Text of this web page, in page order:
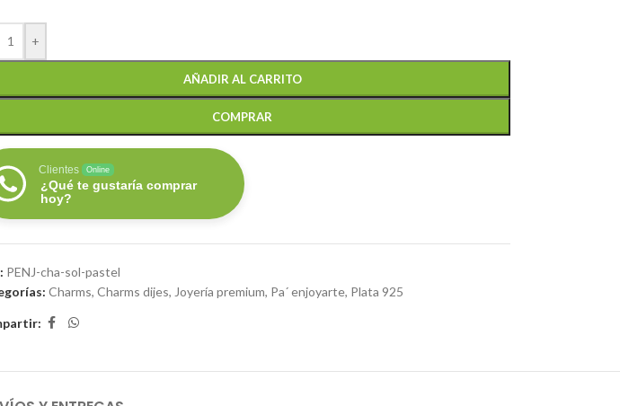
+
AÑADIR AL CARRITO
COMPRAR
Clientes Online
¿Qué te gustaría comprar
hoy?
PENJ-cha-sol-pastel
Charms, Charms dijes, Joyería premium, Pa´ enjoyarte, Plata 925